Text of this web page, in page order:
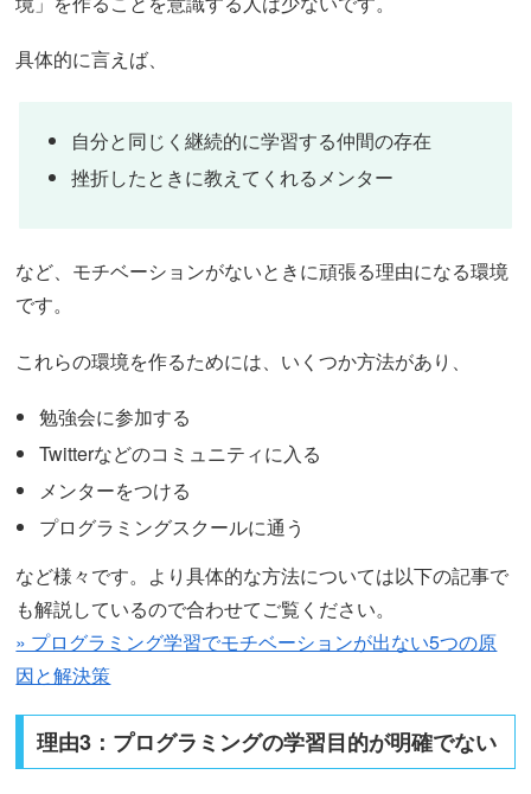
具体的に言えば、
自分と同じく継続的に学習する仲間の存在
挫折したときに教えてくれるメンター
など、モチベーションがないときに頑張る理由になる環境
です。
これらの環境を作るためには、いくつか方法があり、
勉強会に参加する
Twitterなどのコミュニティに入る
メンターをつける
プログラミングスクールに通う
など様々です。より具体的な方法については以下の記事で
も解説しているので合わせてご覧ください。
» プログラミング学習でモチベーションが出ない5つの原
因と解決策
理由3：プログラミングの学習目的が明確でない